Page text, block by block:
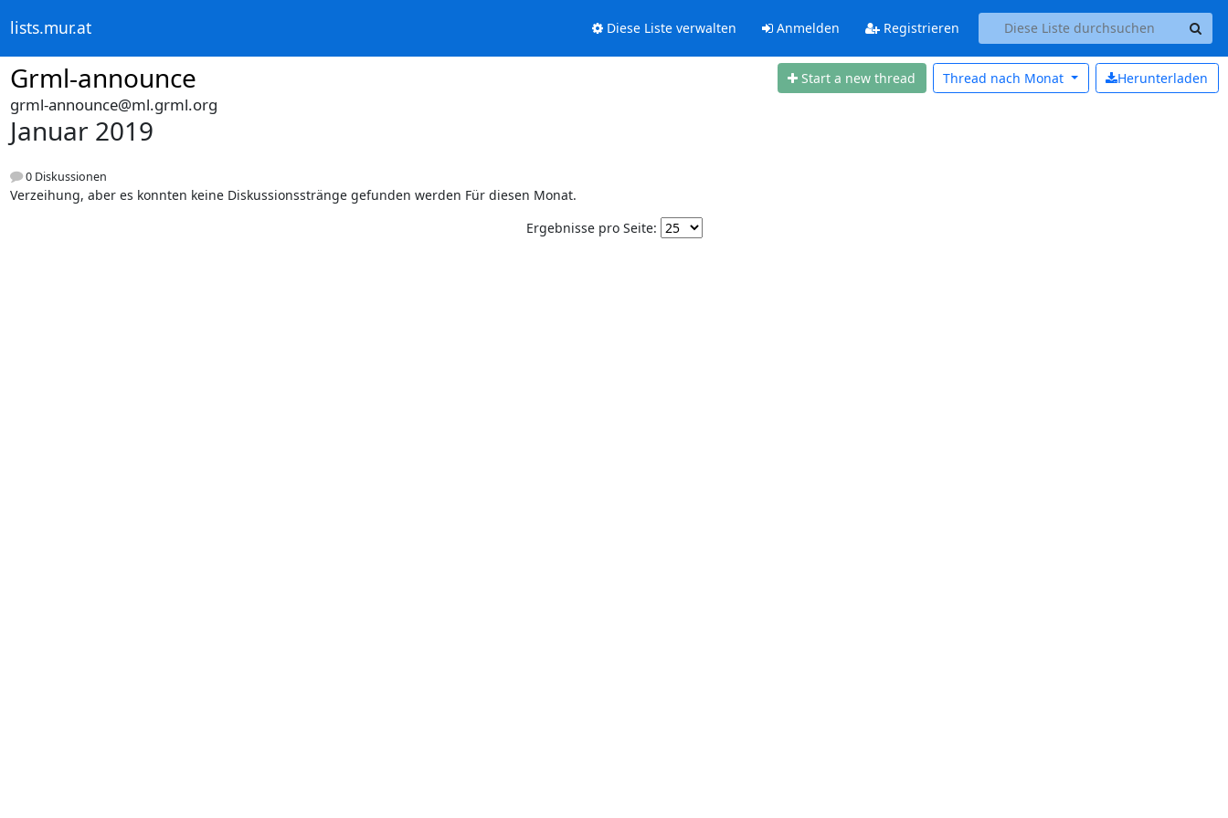
lists.mur.at Diese Liste verwalten Anmelden Registrieren
Grml-announce Start a new thread Herunterladen
Thread nach Monat
grml-announce@ml.grml.org
Januar 2019
0 Diskussionen
Verzeihung, aber es konnten keine Diskussionsstränge gefunden werden Für diesen Monat.
Ergebnisse pro Seite: